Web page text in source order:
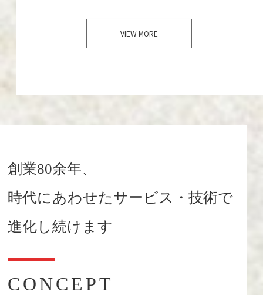
VIEW MORE
創業80余年、
時代にあわせたサービス・技術で
進化し続けます
CONCEPT